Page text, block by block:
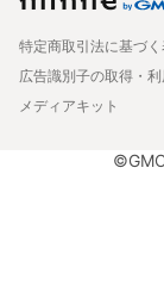
特定商取引法に基づ
広告識別子の取得・利
メディアキット